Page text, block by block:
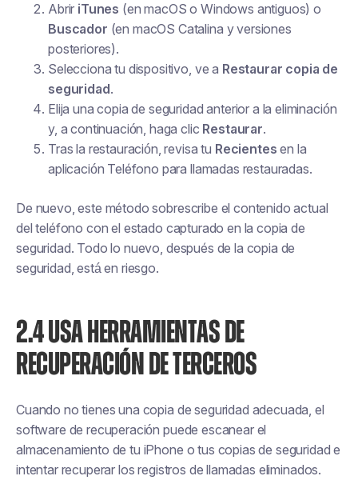
Abrir iTunes (en macOS o Windows antiguos) o
Buscador (en macOS Catalina y versiones
posteriores).
Selecciona tu dispositivo, ve a Restaurar copia de
seguridad.
Elija una copia de seguridad anterior a la eliminación
y, a continuación, haga clic Restaurar.
Tras la restauración, revisa tu Recientes en la
aplicación Teléfono para llamadas restauradas.
De nuevo, este método sobrescribe el contenido actual
del teléfono con el estado capturado en la copia de
seguridad. Todo lo nuevo, después de la copia de
seguridad, está en riesgo.
2.4 USA HERRAMIENTAS DE
RECUPERACIÓN DE TERCEROS
Cuando no tienes una copia de seguridad adecuada, el
software de recuperación puede escanear el
almacenamiento de tu iPhone o tus copias de seguridad e
intentar recuperar los registros de llamadas eliminados.